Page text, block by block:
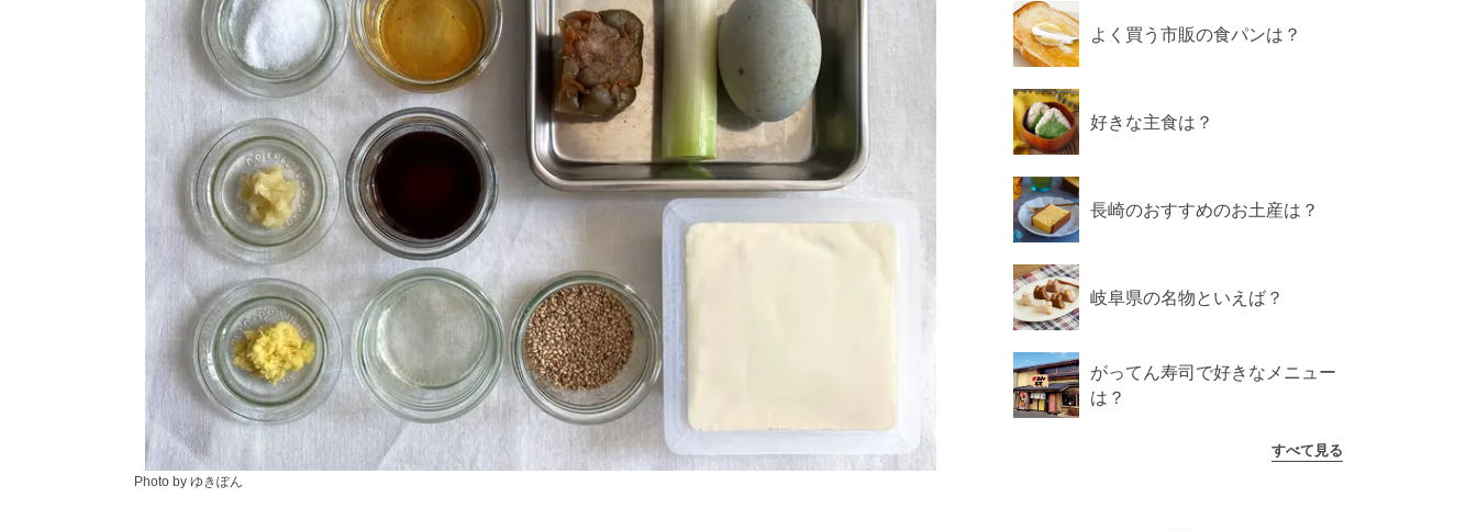
Photo by ゆきぽん
よく買う市販の食パンは？
好きな主食は？
長崎のおすすめのお土産は？
岐阜県の名物といえば？
がってん寿司で好きなメニュー
は？
すべて見る